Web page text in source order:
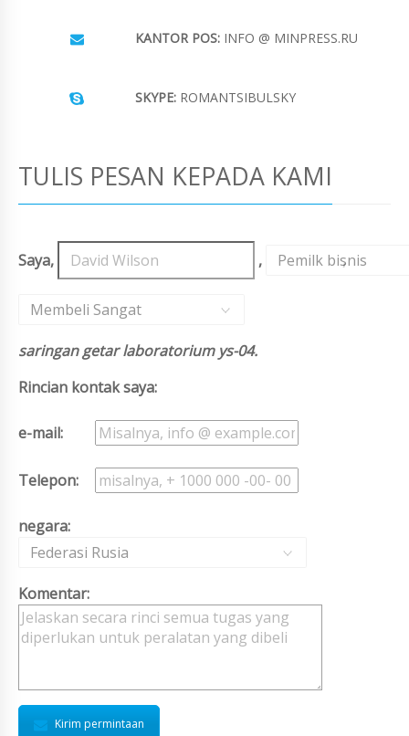
KANTOR POS: INFO @ MINPRESS.RU
SKYPE: ROMANTSIBULSKY
TULIS PESAN KEPADA KAMI
Saya, , Pemilk bisnis
,
Membeli Sangat
saringan getar laboratorium ys-04.
Rincian kontak saya:
e-mail:
Telepon:
negara:
Federasi Rusia
Komentar:
Kirim permintaan